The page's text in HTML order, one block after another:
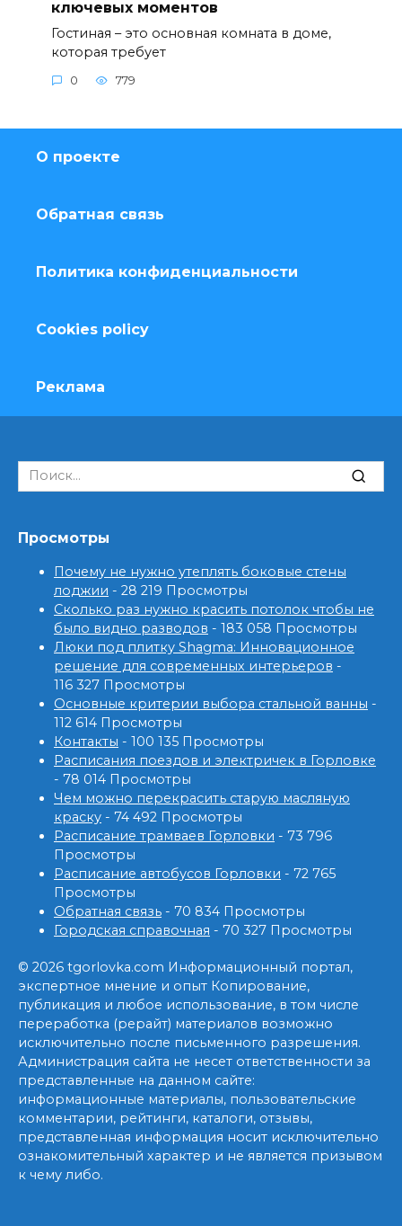
ключевых моментов
Гостиная – это основная комната в доме,
которая требует
0 779
О проекте
Обратная связь
Политика конфиденциальности
Cookies policy
Реклама
Search
for:
Просмотры
Почему не нужно утеплять боковые стены
лоджии - 28 219 Просмотры
Сколько раз нужно красить потолок чтобы не
было видно разводов - 183 058 Просмотры
Люки под плитку Shagma: Инновационное
решение для современных интерьеров -
116 327 Просмотры
Основные критерии выбора стальной ванны -
112 614 Просмотры
Контакты - 100 135 Просмотры
Расписания поездов и электричек в Горловке
- 78 014 Просмотры
Чем можно перекрасить старую масляную
краску - 74 492 Просмотры
Расписание трамваев Горловки - 73 796
Просмотры
Расписание автобусов Горловки - 72 765
Просмотры
Обратная связь - 70 834 Просмотры
Городская справочная - 70 327 Просмотры
© 2026 tgorlovka.com Информационный портал,
экспертное мнение и опыт Копирование,
публикация и любое использование, в том числе
переработка (рерайт) материалов возможно
исключительно после письменного разрешения.
Администрация сайта не несет ответственности за
представленные на данном сайте:
информационные материалы, пользовательские
комментарии, рейтинги, каталоги, отзывы,
представленная информация носит исключительно
ознакомительный характер и не является призывом
к чему либо.